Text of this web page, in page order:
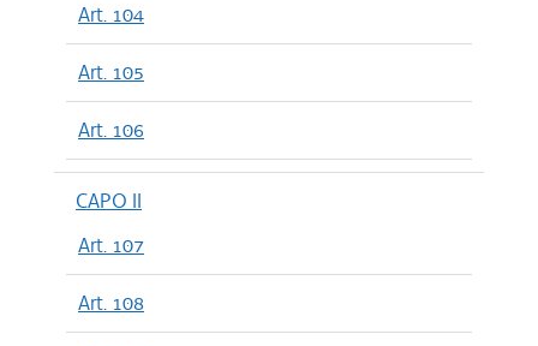
Art. 104
Art. 105
Art. 106
CAPO II
Art. 107
Art. 108